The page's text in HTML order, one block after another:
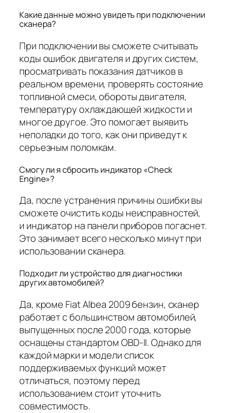
Какие данные можно увидеть при подключении
сканера?
При подключении вы сможете считывать
коды ошибок двигателя и других систем,
просматривать показания датчиков в
реальном времени, проверять состояние
топливной смеси, обороты двигателя,
температуру охлаждающей жидкости и
многое другое. Это помогает выявить
неполадки до того, как они приведут к
серьезным поломкам.
Смогу ли я сбросить индикатор «Check
Engine»?
Да, после устранения причины ошибки вы
сможете очистить коды неисправностей,
и индикатор на панели приборов погаснет.
Это занимает всего несколько минут при
использовании сканера.
Подходит ли устройство для диагностики
других автомобилей?
Да, кроме Fiat Albea 2009 бензин, сканер
работает с большинством автомобилей,
выпущенных после 2000 года, которые
оснащены стандартом OBD-II. Однако для
каждой марки и модели список
поддерживаемых функций может
отличаться, поэтому перед
использованием стоит уточнить
совместимость.